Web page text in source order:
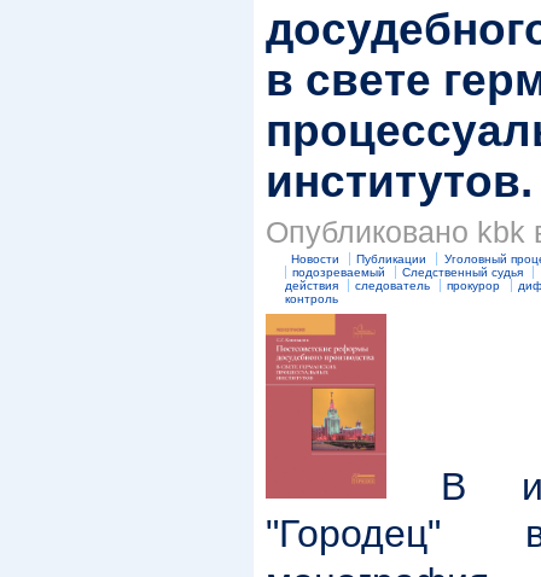
в свете
Опубликовано kbk
Новости Публикации
Уголовный
подозреваемый
Следственный судья
действия
следователь прокурор
контроль
В